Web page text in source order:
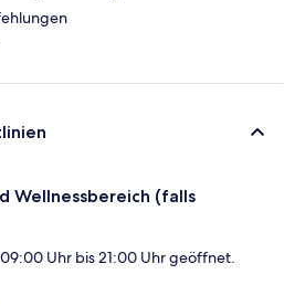
Wellnessbereich (falls
Uhr bis 21:00 Uhr geöffnet.